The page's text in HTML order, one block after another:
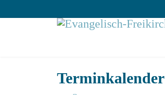
Terminkalender